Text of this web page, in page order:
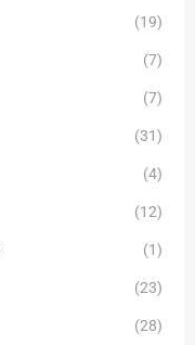
(19)
(7)
(7)
(31)
(4)
(12)
(1)
(23)
(28)